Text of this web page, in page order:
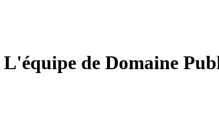
L'équipe de Domaine